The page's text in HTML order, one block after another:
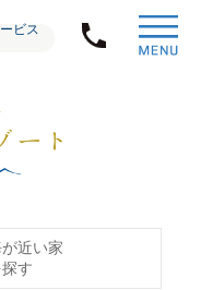
ビス
近い家
す